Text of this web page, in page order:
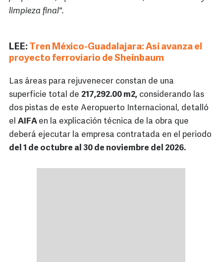
limpieza final".
LEE: Tren México-Guadalajara: Así avanza el
proyecto ferroviario de Sheinbaum
Las áreas para rejuvenecer constan de una
superficie total de 217,292.00 m2, considerando las
dos pistas de este Aeropuerto Internacional, detalló
el AIFA en la explicación técnica de la obra que
deberá ejecutar la empresa contratada en el periodo
del 1 de octubre al 30 de noviembre del 2026.